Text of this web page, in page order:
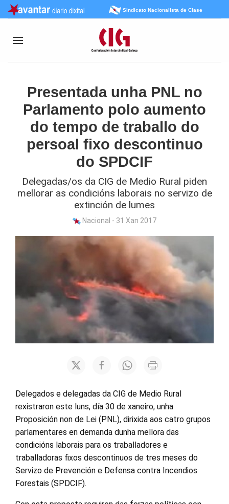
Sindicato Nacionalista de Clase
Presentada unha PNL no
Parlamento polo aumento
do tempo de traballo do
persoal fixo descontinuo
do SPDCIF
Delegadas/os da CIG de Medio Rural piden
mellorar as condicións laborais no servizo de
extinción de lumes
Nacional - 31 Xan 2017
Delegados e delegadas da CIG de Medio Rural
rexistraron este luns, día 30 de xaneiro, unha
Proposición non de Lei (PNL), dirixida aos catro grupos
parlamentares en demanda dunha mellora das
condicións laborais para os traballadores e
traballadoras fixos descontinuos de tres meses do
Servizo de Prevención e Defensa contra Incendios
Forestais (SPDCIF).